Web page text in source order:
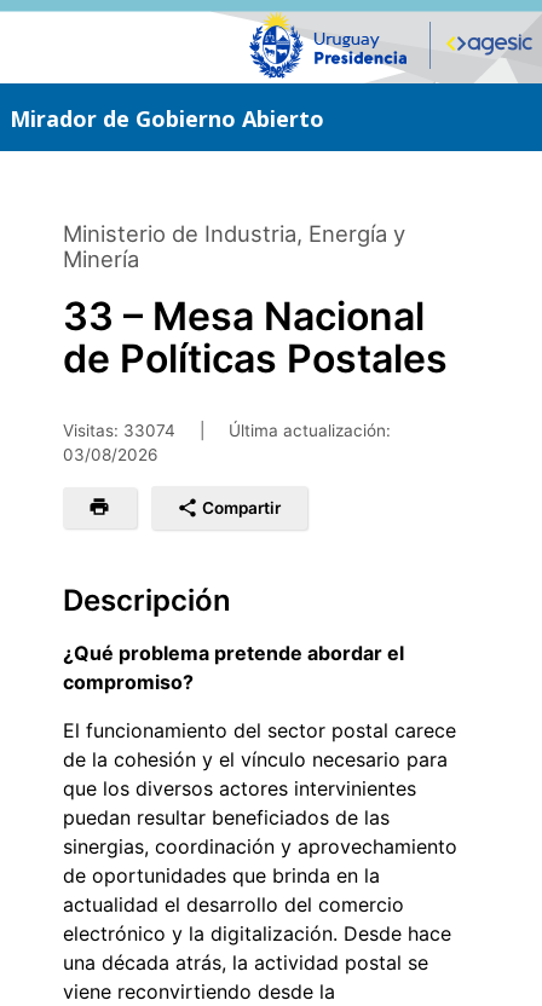
Saltar
Mirador de Gobierno Abierto
Ministerio de Industria, Energía y
Minería
33 – Mesa Nacional
de Políticas Postales
Visitas: 33074
Última actualización:
03/08/2026
Compartir
Descripción
¿Qué problema pretende abordar el
compromiso?
El funcionamiento del sector postal carece
de la cohesión y el vínculo necesario para
que los diversos actores intervinientes
puedan resultar beneficiados de las
sinergias, coordinación y aprovechamiento
de oportunidades que brinda en la
actualidad el desarrollo del comercio
electrónico y la digitalización. Desde hace
una década atrás, la actividad postal se
viene reconvirtiendo desde la